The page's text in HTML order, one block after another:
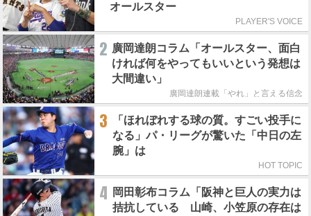
オールスター
PLAYER'S VOICE
2 廣岡達朗コラム「オールスター、面白
ければ何をやってもいいという発想は
大間違い」
廣岡達朗連載「やれ」と言える信念
3
「ほれぼれする球の質。すごい投手に
なる」パ・リーグが驚いた「中日の左
腕」は
HOT TOPIC
4
岡田彰布コラム「阪神と巨人の実力は
拮抗している 山崎、小笠原の存在は